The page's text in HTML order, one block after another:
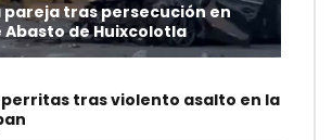
pareja tras persecución en
Abasto de Huixcolotla
perritas tras violento asalto en la